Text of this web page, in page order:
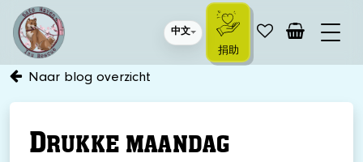
中文
捐助
Naar blog overzicht
DRUKKE MAANDAG